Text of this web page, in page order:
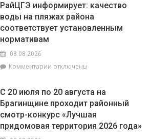
на
пике
энергии
Брагинском
РОВД
рассказали,
за
БПЛА
РайЦГЭ информирует: качество
воды на пляжах района
соответствует установленным
нормативам
08.08.2026
Комментарии к
информирует:
качество
воды
на
отключены
С 20 июля по 20 августа на
Брагинщине проходит районный
смотр-конкурс «Лучшая
придомовая территория 2026 года»